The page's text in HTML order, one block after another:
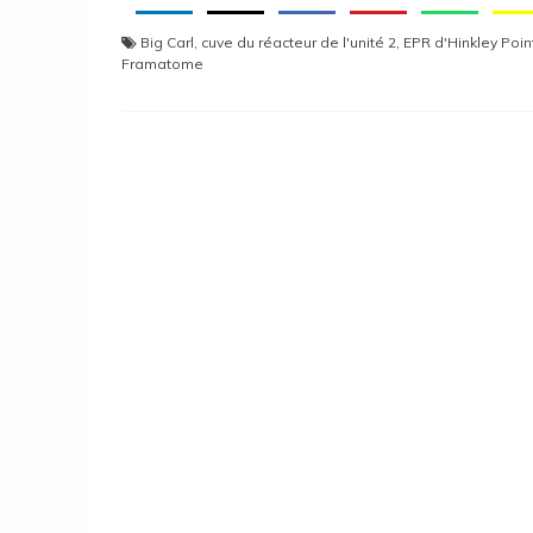
Big Carl cuve du réacteur de l'unité 2 EPR d'Hinkley
Framatome